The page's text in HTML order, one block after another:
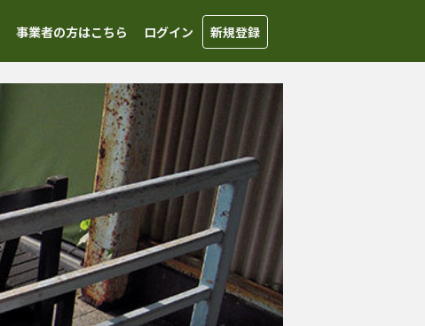
事業者の方はこちら ログイン 新規登録